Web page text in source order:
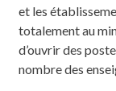
et les
totalement au
d’ouvrir des
nombre des